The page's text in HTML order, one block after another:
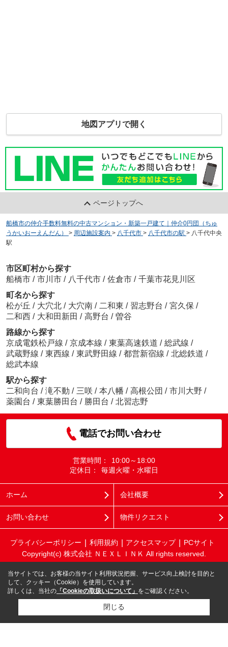
地図アプリで開く
ページトップへ
船橋市の仲介手数料無料の中古マンション・新築一戸建て｜仲介0円団（ちゅ
うかいおーえんだん）
> 周辺施設案内 > 八千代市 > 八千代市の駅 > 八千代中央
駅
市区町村から探す
船橋市 / 市川市 / 八千代市 / 佐倉市 / 千葉市花見川区
町名から探す
松が丘 / 大穴北 / 大穴南 / 二和東 / 習志野台 / 宮久保 /
二和西 / 大和田新田 / 高野台 / 曽谷
路線から探す
京成電鉄松戸線 / 京成本線 / 東葉高速鉄道 / 総武線 /
武蔵野線 / 東西線 / 東武野田線 / 都営新宿線 / 北総鉄道 /
総武本線
駅から探す
二和向台 / 滝不動 / 三咲 / 本八幡 / 高根公団 / 市川大野 /
薬園台 / 東葉勝田台 / 勝田台 / 北習志野
電話でお問い合わせ
営業時間：
10:00～18:00
定休日：
毎週火曜・水曜日
ホーム 会社概要
お問い合わせ 物件リクエスト
プライバシーポリシー 利用規約 アクセスマップ
PCサイト
Copyright(c) 株式会社 ＮＥＸＬＩＮＫ All rights reserved.
当サイトでは、お客様の当サイト利用状況把握、サービス向上検討を目的と
して、クッキー（Cookie）を使用しています。
詳しくは、当社の 「Cookieの取扱いについて」 をご確認ください。
閉じる